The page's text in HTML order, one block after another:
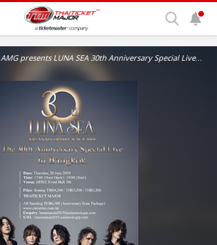
AMG presents LUNA SEA 30th Anniversary Special Live in Bangkok